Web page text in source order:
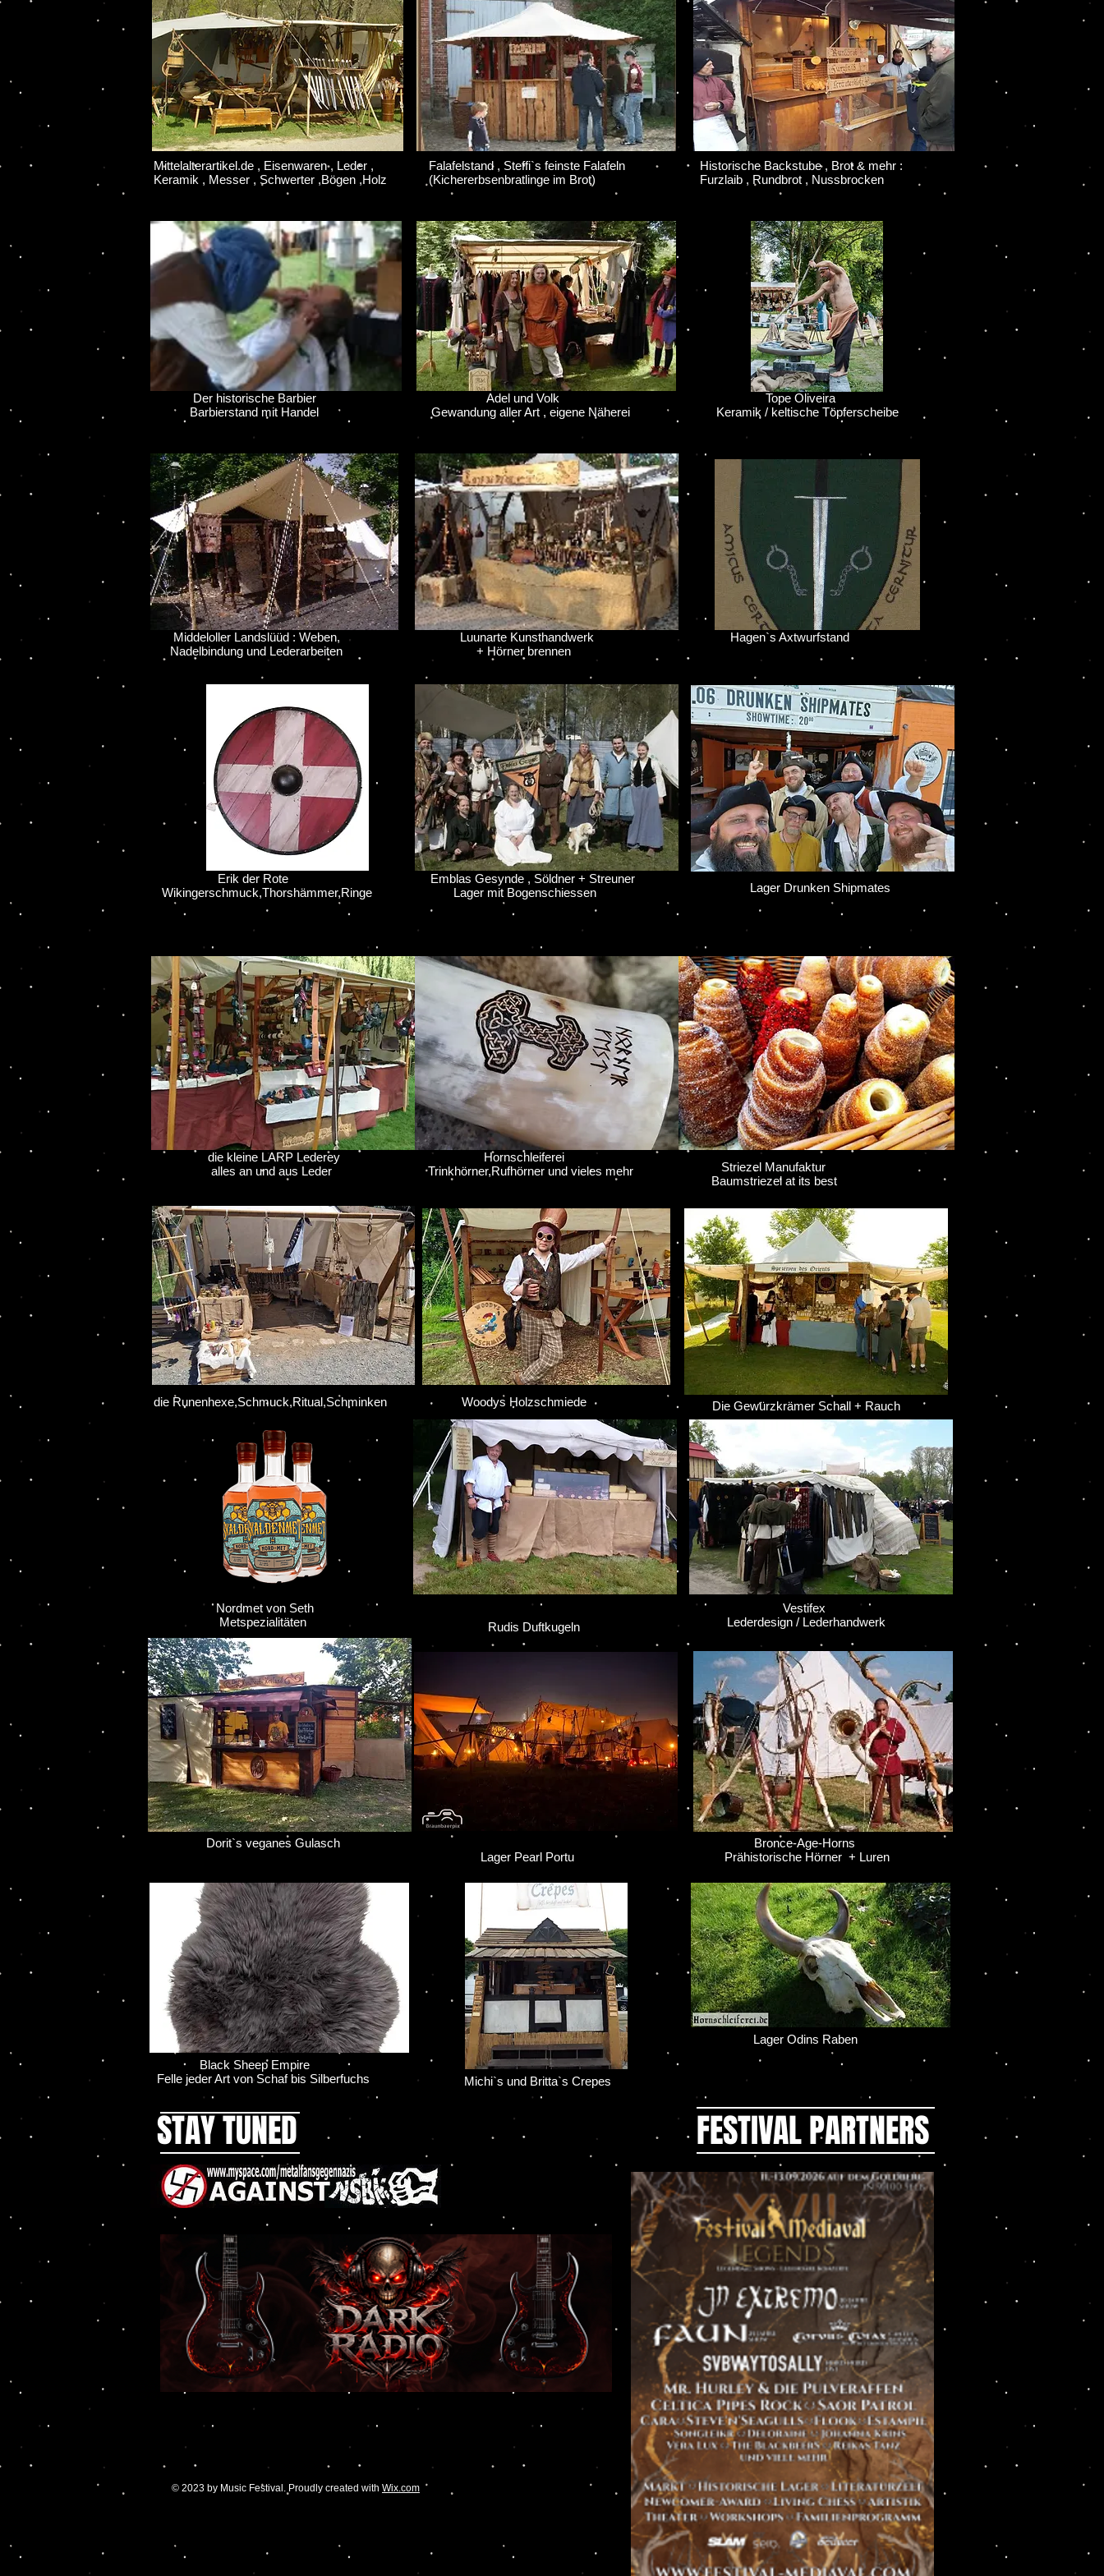
Mittelalterartikel.de , Eisenwaren , Leder ,
Keramik , Messer , Schwerter ,Bögen ,Holz
Falafelstand , Steffi`s feinste Falafeln
(Kichererbsenbratlinge im Brot)
Historische Backstube , Brot & mehr :
Furzlaib , Rundbrot , Nussbrocken
Der historische Barbier
Barbierstand mit Handel
Middeloller Landslüüd : Weben,
Nadelbindung und Lederarbeiten
Erik der Rote
Wikingerschmuck,Thorshämmer,Ringe
Adel und Volk
Gewandung aller Art , eigene Näherei
Luunarte Kunsthandwerk
+ Hörner brennen
Emblas Gesynde , Söldner + Streuner
Lager mit Bogenschiessen
die kleine LARP Lederey
alles an und aus Leder
Hornschleiferei
Trinkhörner,Rufhörner und vieles mehr
die Runenhexe,Schmuck,Ritual,Schminken Woodys Holzschmiede
Nordmet von Seth
Metspezialitäten
Rudis Duftkugeln
Dorit`s veganes Gulasch
Lager Pearl Portu
Black Sheep Empire
Felle jeder Art von Schaf bis Silberfuchs
Michi`s und Britta`s Crepes
Tope Oliveira
Keramik / keltische Töpferscheibe
Hagen`s Axtwurfstand
Lager Drunken Shipmates
Striezel Manufaktur
Baumstriezel at its best
Die Gewürzkrämer Schall + Rauch
Vestifex
Lederdesign / Lederhandwerk
Bronce-Age-Horns
Prähistorische Hörner + Luren
Lager Odins Raben
STAY TUNED
© 2023 by Music Festival. Proudly created with Wix.com
FESTIVAL PARTNERS